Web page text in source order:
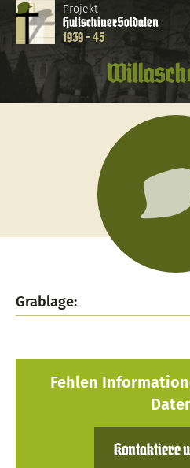
Projekt
HultschinerSoldaten
1939 - 45
Grablage:
Fehlen
Kontaktiere